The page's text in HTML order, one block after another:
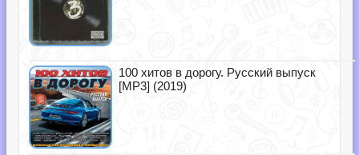
100 хитов в дорогу. Русский выпуск
[MP3] (2019)